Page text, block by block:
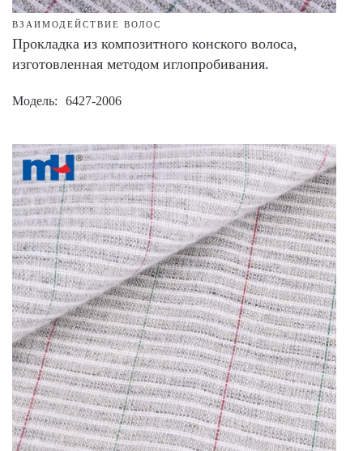
ВЗАИМОДЕЙСТВИЕ ВОЛОС
Прокладка из композитного конского волоса,
изготовленная методом иглопробивания.
Модель 6427-2006